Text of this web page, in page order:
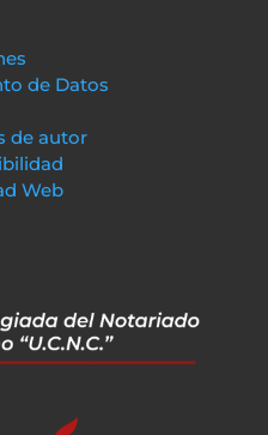
de Datos
de autor
Web